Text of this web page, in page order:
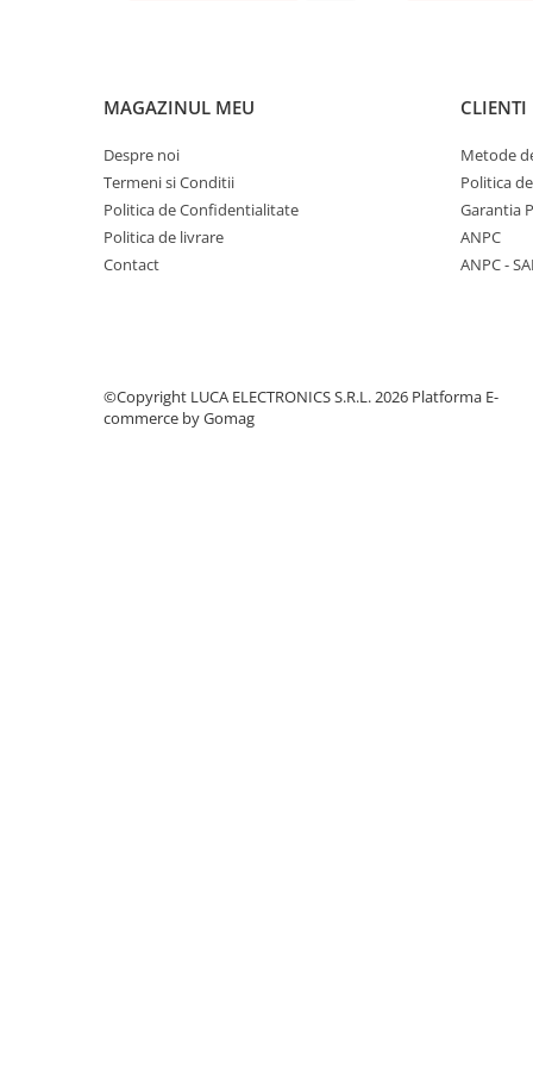
Sisteme Supraveghere Video
Sisteme acces control si Pontaj
MAGAZINUL MEU
Despre noi
Termeni si Conditii
Politica de Confidentialitate
Politica de livrare
Contact
CLIENTI
Metode
Politica
Garantia
ANPC
ANPC -
©Copyright LUCA ELECTRONICS S.R.L. 2026 Platforma E-
commerce by Gomag